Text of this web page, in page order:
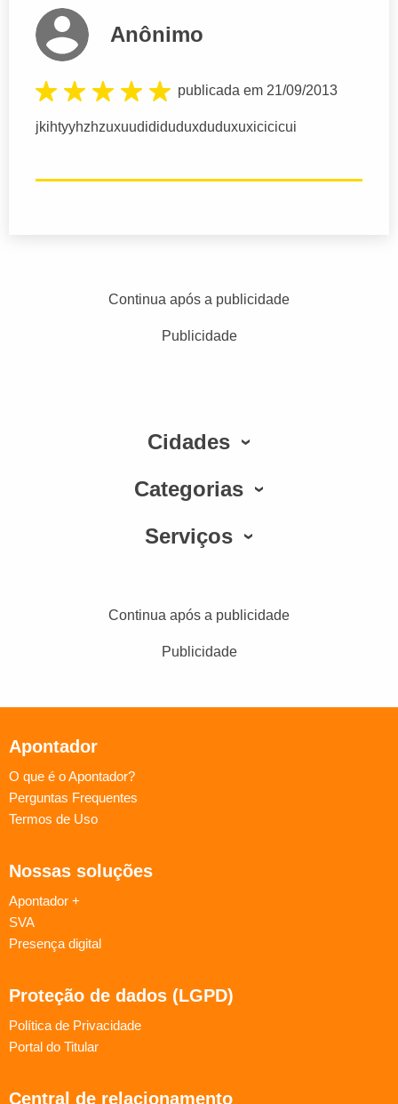
Anônimo
publicada em 21/09/2013
jkihtyyhzhzuxuudididuduxduduxuxicicicui
Continua após a publicidade
Publicidade
Cidades
Categorias
Serviços
Continua após a publicidade
Publicidade
Apontador
O que é o Apontador?
Perguntas Frequentes
Termos de Uso
Nossas soluções
Apontador +
SVA
Presença digital
Proteção de dados (LGPD)
Política de Privacidade
Portal do Titular
Central de relacionamento